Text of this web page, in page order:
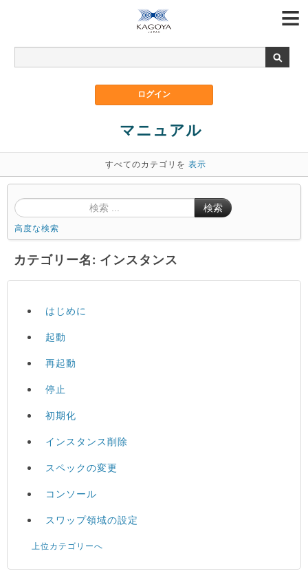
マニュアル
すべてのカテゴリを 表示
検索
高度な検索
カテゴリー名: インスタンス
はじめに
起動
再起動
停止
初期化
インスタンス削除
スペックの変更
コンソール
スワップ領域の設定
上位カテゴリーへ